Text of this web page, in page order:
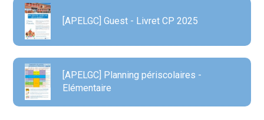
[APELGC] Guest - Livret CP 2025
[APELGC] Planning périscolaires -
Elémentaire